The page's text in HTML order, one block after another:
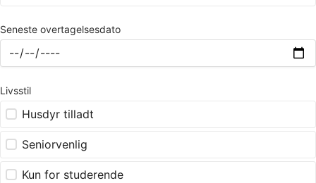
Seneste overtagelsesdato
Livsstil
Husdyr tilladt
Seniorvenlig
Kun for studerende